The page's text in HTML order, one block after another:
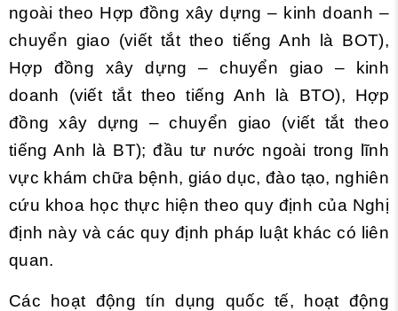
ngoài theo Hợp đồng xây dựng – kinh doanh –
chuyển giao (viết tắt theo tiếng Anh là BOT),
Hợp đồng xây dựng – chuyển giao – kinh
doanh (viết tắt theo tiếng Anh là BTO), Hợp
đồng xây dựng – chuyển giao (viết tắt theo
tiếng Anh là BT); đầu tư nước ngoài trong lĩnh
vực khám chữa bệnh, giáo dục, đào tạo, nghiên
cứu khoa học thực hiện theo quy định của Nghị
định này và các quy định pháp luật khác có liên
quan.
Các hoạt động tín dụng quốc tế, hoạt động